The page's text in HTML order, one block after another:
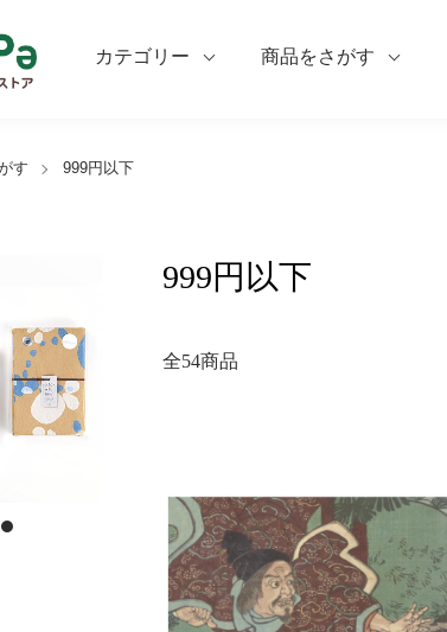
カテゴリー 商品をさがす
す 999円以下
999円以下
全54商品